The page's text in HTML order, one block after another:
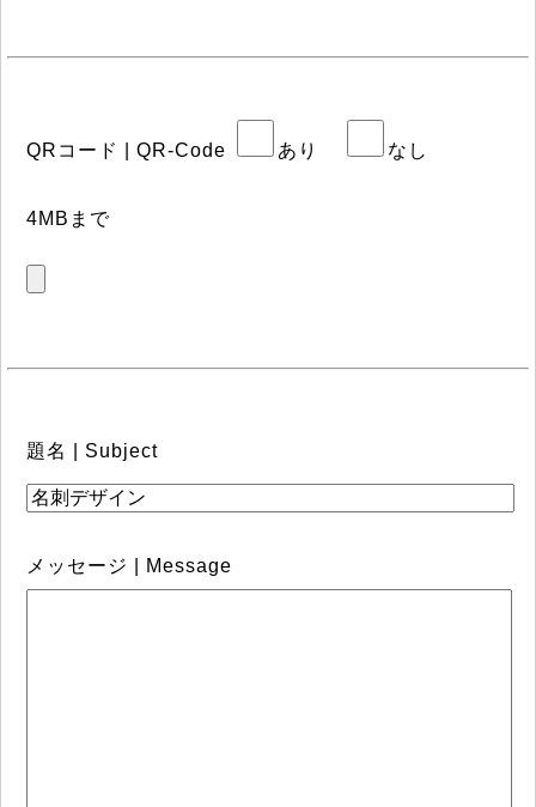
QRコード | QR-Code あり なし
4MBまで
題名 | Subject
メッセージ | Message